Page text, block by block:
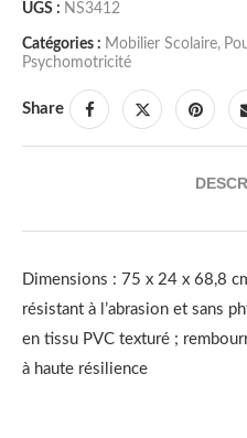
UGS : NS3412
Catégories : Mobilier Scolaire,
Psychomotricité
Share
Dimensions : 75 x 24 x 68,8
résistant à l’abrasion et sans
en tissu PVC texturé ;
à haute résilience